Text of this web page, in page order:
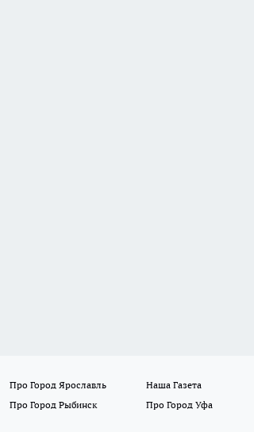
Про Город Ярославль Наша Газета
Про Город Рыбинск Про Город Уфа